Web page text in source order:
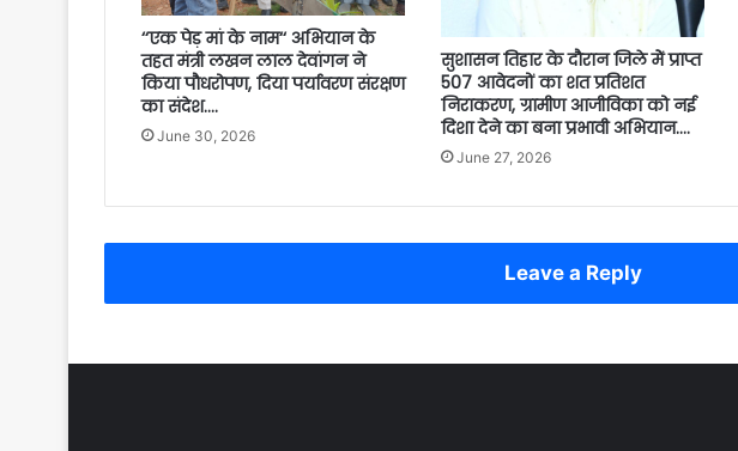
‘‘एक पेड़ मां के नाम‘‘ अभियान के
तहत मंत्री लखन लाल देवांगन ने
किया पौधरोपण, दिया पर्यावरण संरक्षण
का संदेश….
June 30, 2026
सुशासन तिहार के दौरान जिले मेें प्राप्त
507 आवेदनों का शत प्रतिशत
निराकरण, ग्रामीण आजीविका को नई
दिशा देने का बना प्रभावी अभियान….
June 27, 2026
Leave a Reply